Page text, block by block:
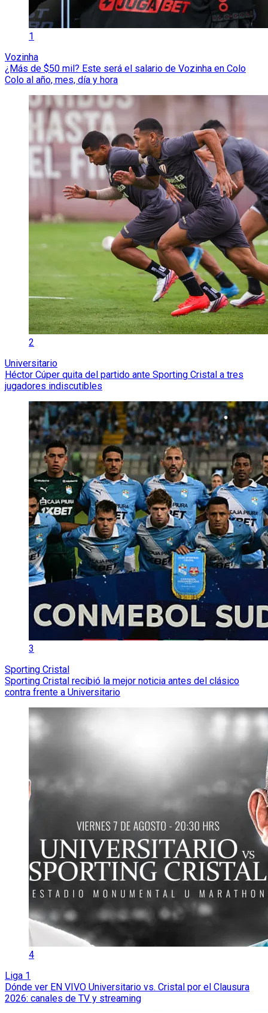
1
Vozinha
¿Más de $50 mil? Este será el salario de Vozinha en Colo
Colo al año, mes, día y hora
2
Universitario
Héctor Cúper quita del partido ante Sporting Cristal a tres
jugadores indiscutibles
3
Sporting Cristal
Sporting Cristal recibió la mejor noticia antes del clásico
contra frente a Universitario
4
Liga 1
Dónde ver EN VIVO Universitario vs. Cristal por el Clausura
2026: canales de TV y streaming